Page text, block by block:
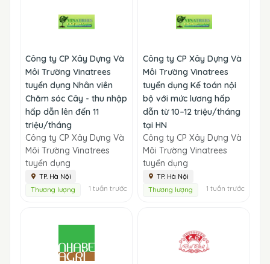
Công ty CP Xây Dựng Và
Môi Trường Vinatrees
tuyển dụng Nhân viên
Chăm sóc Cây - thu nhập
hấp dẫn lên đến 11
triệu/tháng
Công ty CP Xây Dựng Và
Môi Trường Vinatrees
tuyển dụng
TP. Hà Nội
Thương lượng
1 tuần trước
Công ty CP Xây Dựng Và
Môi Trường Vinatrees
tuyển dụng Kế toán nội
bộ với mức lương hấp
dẫn từ 10–12 triệu/tháng
tại HN
Công ty CP Xây Dựng Và
Môi Trường Vinatrees
tuyển dụng
TP. Hà Nội
Thương lượng
1 tuần trước